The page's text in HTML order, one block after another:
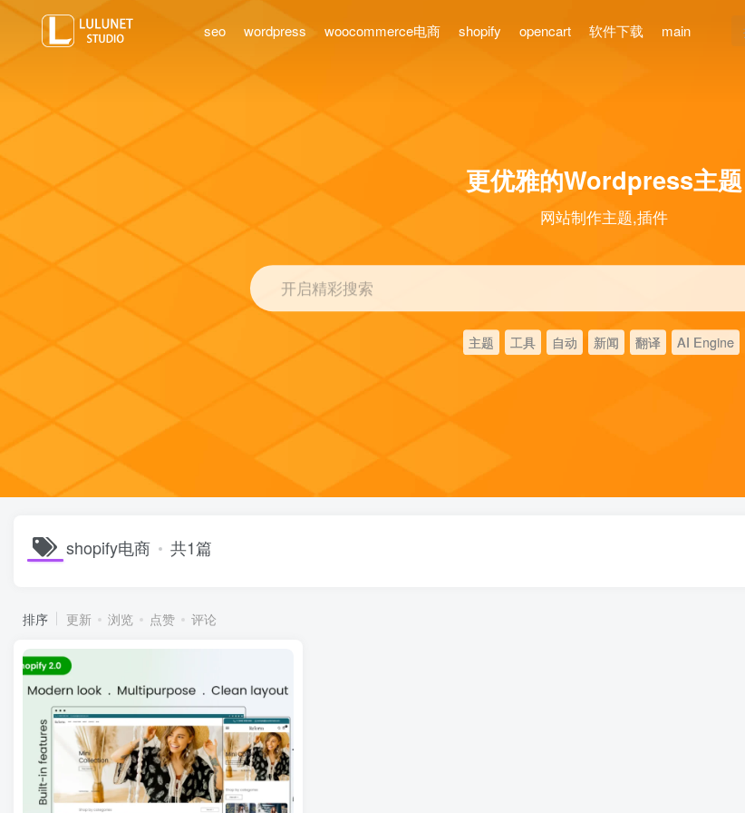
seo wordpress woocommerce电商 shopify opencart 软件下载 main
更优雅的Wordpress主题
网站制作主题,插件
开启精彩搜索
主题 工具 自动 新闻 翻译 AI Engine
shopify电商 共1篇
排序 更新 浏览 点赞 评论